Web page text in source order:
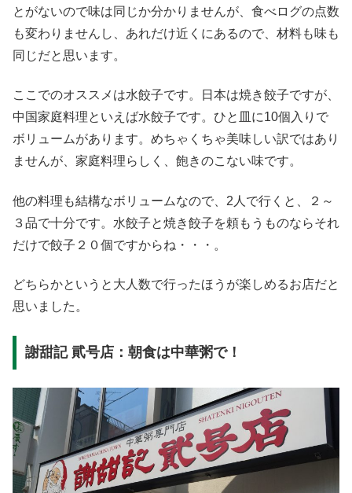
とがないので味は同じか分かりませんが、食べログの点数
も変わりませんし、あれだけ近くにあるので、材料も味も
同じだと思います。
ここでのオススメは水餃子です。日本は焼き餃子ですが、
中国家庭料理といえば水餃子です。ひと皿に10個入りで
ボリュームがあります。めちゃくちゃ美味しい訳ではあり
ませんが、家庭料理らしく、飽きのこない味です。
他の料理も結構なボリュームなので、2人で行くと、２～
３品で十分です。水餃子と焼き餃子を頼もうものならそれ
だけで餃子２０個ですからね・・・。
どちらかというと大人数で行ったほうが楽しめるお店だと
思いました。
謝甜記 貮号店：朝食は中華粥で！